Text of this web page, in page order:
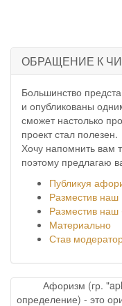
ОБРАЩЕНИЕ К
Большинство
и опубликованы
сможет настолько
проект стал полезен.
Хочу напомнить вам
поэтому предлагаю
Публикуя
Разместив наш
Разместив наш
Материально
Став
Афоризм (гр.
определение) - это